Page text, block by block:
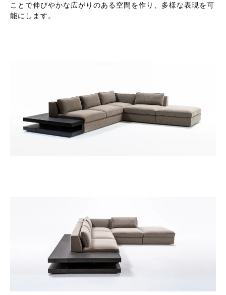
ことで伸びやかな広がりのある空間を作り、多様な表現を可
能にします。